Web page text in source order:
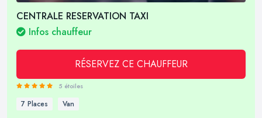
CENTRALE RESERVATION TAXI
Infos chauffeur
RÉSERVEZ CE CHAUFFEUR
5 étoiles
7 Places Van